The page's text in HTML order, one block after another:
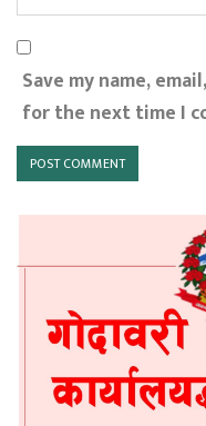
Save my name,
for the next time I